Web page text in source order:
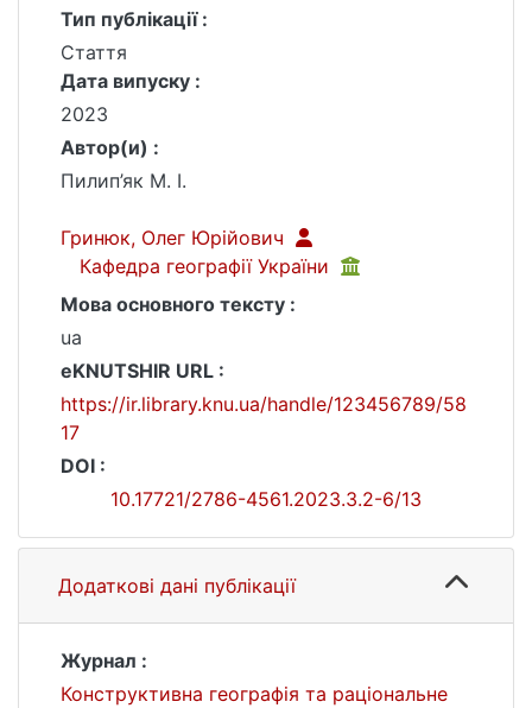
Тип публікації :
Стаття
Дата випуску :
2023
Автор(и) :
Пилип’як М. І.
Гринюк, Олег Юрійович
Кафедра географії України
Мова основного тексту :
ua
eKNUTSHIR URL :
https://ir.library.knu.ua/handle/123456789/58
17
DOI :
10.17721/2786-4561.2023.3.2-6/13
Додаткові дані публікації
Журнал :
Конструктивна географія та раціональне